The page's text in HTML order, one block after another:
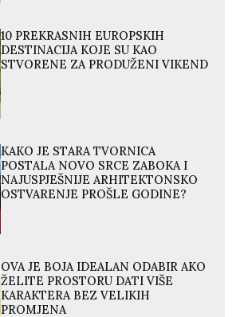
10 PREKRASNIH EUROPSKIH
DESTINACIJA KOJE SU KAO
STVORENE ZA PRODUŽENI VIKEND
KAKO JE STARA TVORNICA
POSTALA NOVO SRCE ZABOKA I
NAJUSPJEŠNIJE ARHITEKTONSKO
OSTVARENJE PROŠLE GODINE?
OVA JE BOJA IDEALAN ODABIR AKO
ŽELITE PROSTORU DATI VIŠE
KARAKTERA BEZ VELIKIH
PROMJENA